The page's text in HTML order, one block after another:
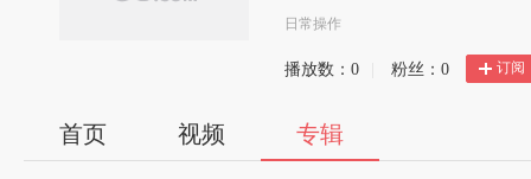
日常操作
播放数： 0 粉丝： 0 订阅
首页 视频 专辑